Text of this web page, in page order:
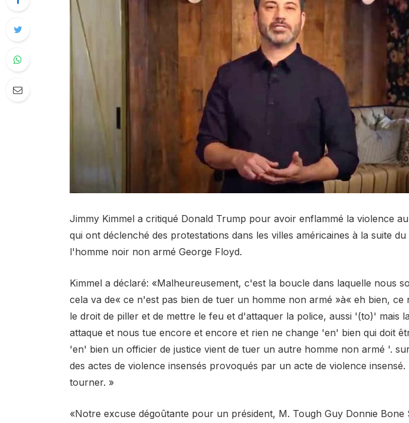
Jimmy Kimmel a critiqué Donald Trump pour avoir enflammé la violence
qui ont déclenché des protestations dans les villes américaines à la suite
l'homme noir non armé George Floyd.
Kimmel a déclaré: «Malheureusement, c'est la boucle dans laquelle nous
cela va de« ce n'est pas bien de tuer un homme non armé »à« eh bien, ce
le droit de piller et de mettre le feu et d'attaquer la police, aussi '(to)' mais
attaque et nous tue encore et encore et rien ne change 'en' bien qui doit
'en' bien un officier de justice vient de tuer un autre homme non armé '.
des actes de violence insensés provoqués par un acte de violence
tourner. »
«Notre excuse dégoûtante pour un président, M. Tough Guy Donnie Bone